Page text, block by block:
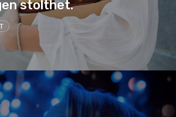
stolthet.